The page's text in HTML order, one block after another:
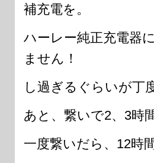
補充電を。
ハーレー純正充電器
ません！
し過ぎるぐらいが丁
あと、繋いで2、3時
一度繋いだら、12時